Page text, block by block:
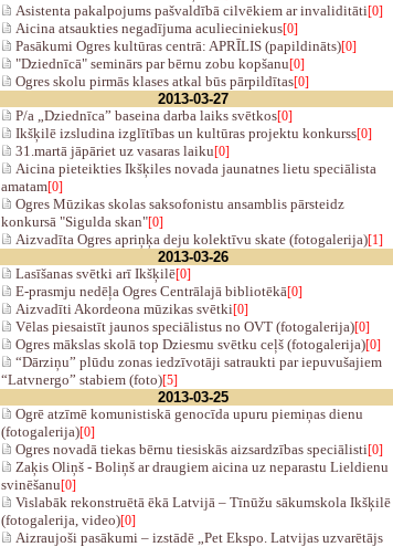
Asistenta pakalpojums pašvaldībā cilvēkiem ar invaliditāti[0]
Aicina atsaukties negadījuma aculieciniekus[0]
Pasākumi Ogres kultūras centrā: APRĪLIS (papildināts)[0]
"Dziednīcā" seminārs par bērnu zobu kopšanu[0]
Ogres skolu pirmās klases atkal būs pārpildītas[0]
2013-03-27
P/a „Dziednīca” baseina darba laiks svētkos[0]
Ikšķilē izsludina izglītības un kultūras projektu konkurss[0]
31.martā jāpāriet uz vasaras laiku[0]
Aicina pieteikties Ikšķiles novada jaunatnes lietu speciālista
amatam[0]
Ogres Mūzikas skolas saksofonistu ansamblis pārsteidz
konkursā "Sigulda skan"[0]
Aizvadīta Ogres apriņķa deju kolektīvu skate (fotogalerija)[1]
2013-03-26
Lasīšanas svētki arī Ikšķilē[0]
E-prasmju nedēļa Ogres Centrālajā bibliotēkā[0]
Aizvadīti Akordeona mūzikas svētki[0]
Vēlas piesaistīt jaunos speciālistus no OVT (fotogalerija)[0]
Ogres mākslas skolā top Dziesmu svētku ceļš (fotogalerija)[0]
“Dārziņu” plūdu zonas iedzīvotāji satraukti par iepuvušajiem
“Latvnergo” stabiem (foto)[5]
2013-03-25
Ogrē atzīmē komunistiskā genocīda upuru piemiņas dienu
(fotogalerija)[0]
Ogres novadā tiekas bērnu tiesiskās aizsardzības speciālisti[0]
Zaķis Oliņš - Boliņš ar draugiem aicina uz neparastu Lieldienu
svinēšanu[0]
Vislabāk rekonstruētā ēkā Latvijā – Tīnūžu sākumskola Ikšķilē
(fotogalerija, video)[0]
Aizraujoši pasākumi – izstādē „Pet Ekspo. Latvijas uzvarētājs